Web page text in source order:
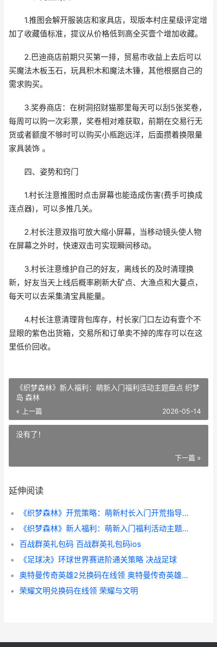
1.推图会解开服装店和家具店，现版本村庄星级评定增
加了收藏值标准，提议从价格低到高全买壹个增加收藏。
2.巴迪商店前期只买第一排，贸易市收益上去后可以
买魔法木板玉石，玩具积木和魔法木锤，其他根据自己的
需求购买。
3.奖券商店：在树洞招财猫那里每天可以刮5张奖卷，
每周可以购一次彩票，奖卷相对难获取，前期在交易行无
货或者额度不够时可以购买小瓶跑远洋，后面攒着换限量
家具装饰 。
四、姿势和窍门
1.村长注意推图时点击屏幕也能造成伤害(费手可换成
连点器)，可以多推几关。
2.村长注意双指可放大缩小屏幕，当移动镜头使人物
在屏幕之外时，快速双击可实现瞬间移动。
3.村长注意维护自己的好友，离线长的及时清理换
新，好友当天上线后概率刷新大矿点、大渔点和大蔓点，
每天可以去采集清宝具能量。
4.村长注意清理背包库存，村长家门口左边有壹个不
显眼的紫色出货箱，交易所和订单卖不掉的库存可以在这
里低价回收。
《织梦森林》新人福利：萌新入门福利活动主题盘点 织梦
岛 森林
« 上一篇 2026-05-14
没有了！
下一篇 »
延伸阅读
《织梦森林》开荒策略：萌新村长入门开荒指导 织梦limit
《织梦森林》新人福利：萌新入门福利活动主题盘点 织梦岛 森林
百战群英礼包码 百战群英礼包码ios
《足球决》环球世界赛进阶通关策略 决战足球
奥特曼传奇英雄2兑换码在线领 奥特曼传奇英雄2bt服
荣耀文明兑换码在线领 荣耀与文明